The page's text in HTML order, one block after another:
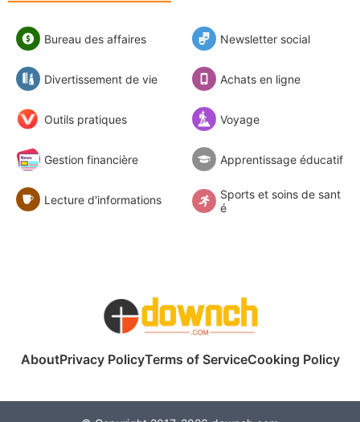
Bureau des affaires Newsletter social
Divertissement de vie Achats en ligne
Outils pratiques Voyage
Gestion financière Apprentissage éducatif
Lecture d'informations
Sports et soins de sant
é
AboutPrivacy PolicyTerms of ServiceCooking Policy